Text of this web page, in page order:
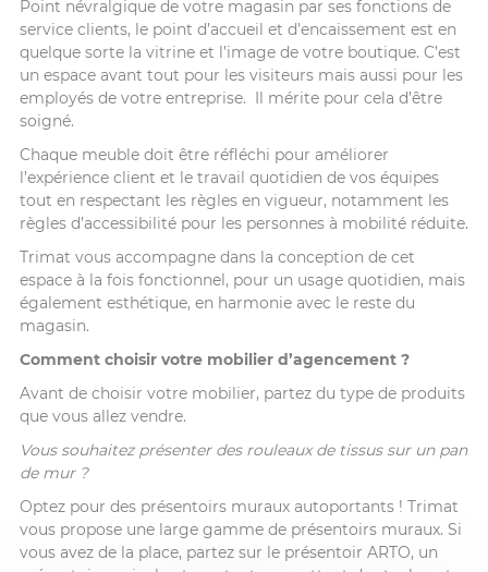
Point névralgique de votre magasin par ses fonctions de
service clients, le point d’accueil et d’encaissement est en
quelque sorte la vitrine et l’image de votre boutique. C’est
un espace avant tout pour les visiteurs mais aussi pour les
employés de votre entreprise. Il mérite pour cela d’être
soigné.
Chaque meuble doit être réfléchi pour améliorer
l’expérience client et le travail quotidien de vos équipes
tout en respectant les règles en vigueur, notamment les
règles d’accessibilité pour les personnes à mobilité réduite.
Trimat vous accompagne dans la conception de cet
espace à la fois fonctionnel, pour un usage quotidien, mais
également esthétique, en harmonie avec le reste du
magasin.
Comment choisir votre mobilier d’agencement ?
Avant de choisir votre mobilier, partez du type de produits
que vous allez vendre.
Vous souhaitez présenter des rouleaux de tissus sur un pan
de mur ?
Optez pour des présentoirs muraux autoportants ! Trimat
vous propose une large gamme de présentoirs muraux. Si
vous avez de la place, partez sur le présentoir ARTO, un